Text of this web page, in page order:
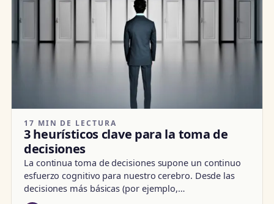
17 MIN DE LECTURA
3 heurísticos clave para la toma de
decisiones
La continua toma de decisiones supone un continuo
esfuerzo cognitivo para nuestro cerebro. Desde las
decisiones más básicas (por ejemplo,…